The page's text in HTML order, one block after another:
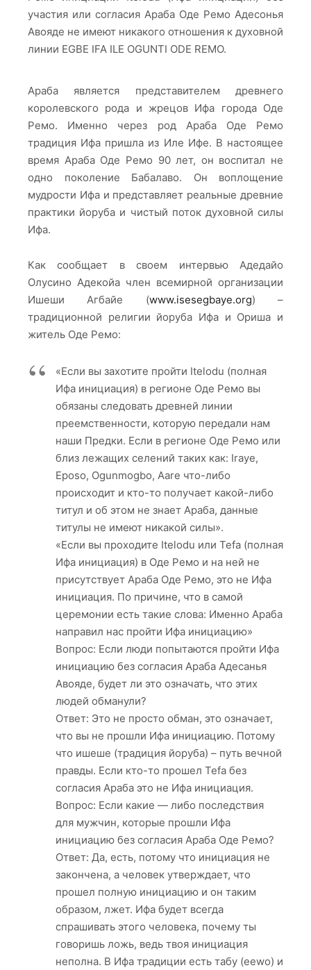
участия или согласия Араба Оде Ремо Адесонья
Авояде не имеют никакого отношения к духовной
линии EGBE IFA ILE OGUNTI ODE REMO.
Араба является представителем древнего
королевского рода и жрецов Ифа города Оде
Ремо. Именно через род Араба Оде Ремо
традиция Ифа пришла из Иле Ифе. В настоящее
время Араба Оде Ремо 90 лет, он воспитал не
одно поколение Бабалаво. Он воплощение
мудрости Ифа и представляет реальные древние
практики йоруба и чистый поток духовной силы
Ифа.
Как сообщает в своем интервью Адедайо
Олусино Адекойа член всемирной организации
Ишеши Агбайе (www.isesegbaye.org) –
традиционной религии йоруба Ифа и Ориша и
житель Оде Ремо:
«Если вы захотите пройти Itelodu (полная
Ифа инициация) в регионе Оде Ремо вы
обязаны следовать древней линии
преемственности, которую передали нам
наши Предки. Если в регионе Оде Ремо или
близ лежащих селений таких как: Iraye,
Eposo, Ogunmogbo, Aare что-либо
происходит и кто-то получает какой-либо
титул и об этом не знает Араба, данные
титулы не имеют никакой силы».
«Если вы проходите Itelodu или Tefa (полная
Ифа инициация) в Оде Ремо и на ней не
присутствует Араба Оде Ремо, это не Ифа
инициация. По причине, что в самой
церемонии есть такие слова: Именно Араба
направил нас пройти Ифа инициацию»
Вопрос: Если люди попытаются пройти Ифа
инициацию без согласия Араба Адесанья
Авояде, будет ли это означать, что этих
людей обманули?
Ответ: Это не просто обман, это означает,
что вы не прошли Ифа инициацию. Потому
что ишеше (традиция йоруба) – путь вечной
правды. Если кто-то прошел Tefa без
согласия Араба это не Ифа инициация.
Вопрос: Если какие — либо последствия
для мужчин, которые прошли Ифа
инициацию без согласия Араба Оде Ремо?
Ответ: Да, еcть, потому что инициация не
закончена, а человек утверждает, что
прошел полную инициацию и он таким
образом, лжет. Ифа будет всегда
спрашивать этого человека, почему ты
говоришь ложь, ведь твоя инициация
неполна. В Ифа традиции есть табу (eewo) и